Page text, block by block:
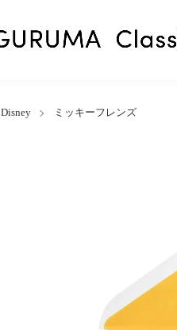
Disney ミッキーフレンズ